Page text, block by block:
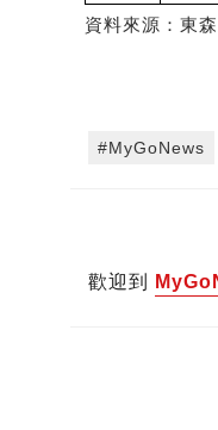
資料來源：東
#MyGoNews
歡迎到